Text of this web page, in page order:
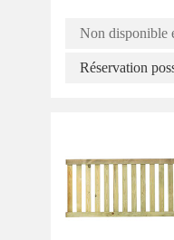
Non disponible
Réservation